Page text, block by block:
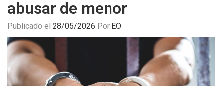
abusar de menor
Publicado el 28/05/2026 Por EO